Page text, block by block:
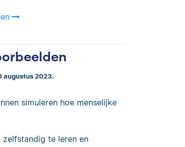
augustus 2023.
simuleren hoe menselijke
te leren en